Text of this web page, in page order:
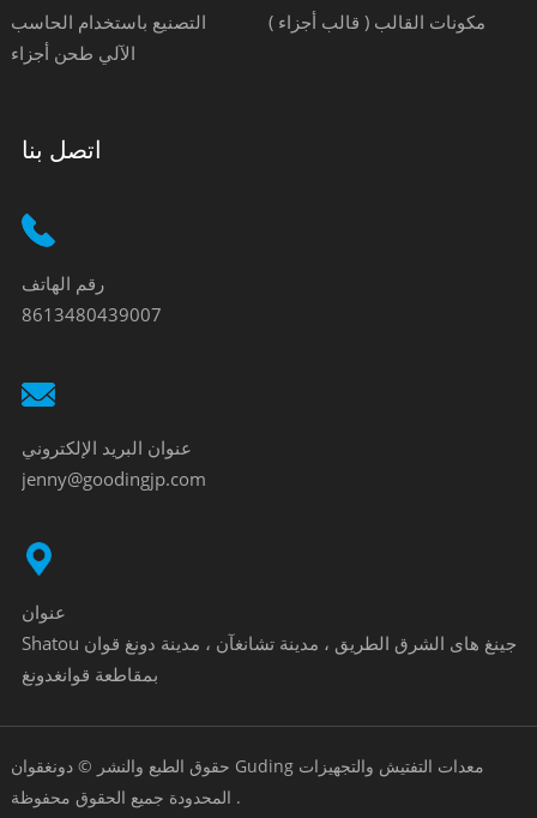
التصنيع باستخدام الحاسب
الآلي طحن أجزاء
مكونات القالب ( قالب أجزاء )
اتصل بنا
رقم الهاتف
8613480439007
عنوان البريد الإلكتروني
jenny@goodingjp.com
عنوان
Shatou جينغ هاى الشرق الطريق ، مدينة تشانغآن ، مدينة دونغ قوان
بمقاطعة قوانغدونغ
حقوق الطبع والنشر © دونغقوان Guding معدات التفتيش والتجهيزات
المحدودة جميع الحقوق محفوظة .